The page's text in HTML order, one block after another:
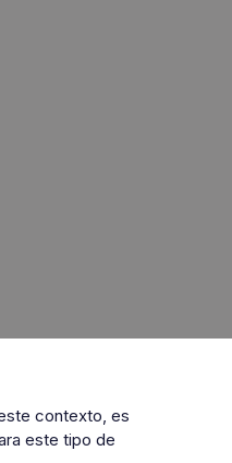
contexto, es
este tipo de